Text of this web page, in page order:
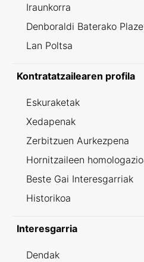
Iraunkorra
Denboraldi Baterako
Lan Poltsa
Kontratatzailearen profila
Eskuraketak
Xedapenak
Zerbitzuen Aurkezpena
Hornitzaileen
Beste Gai Interesgarriak
Historikoa
Interesgarria
Dendak